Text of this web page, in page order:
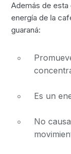
Además de esta
energía de la
guaraná:
Es un
No